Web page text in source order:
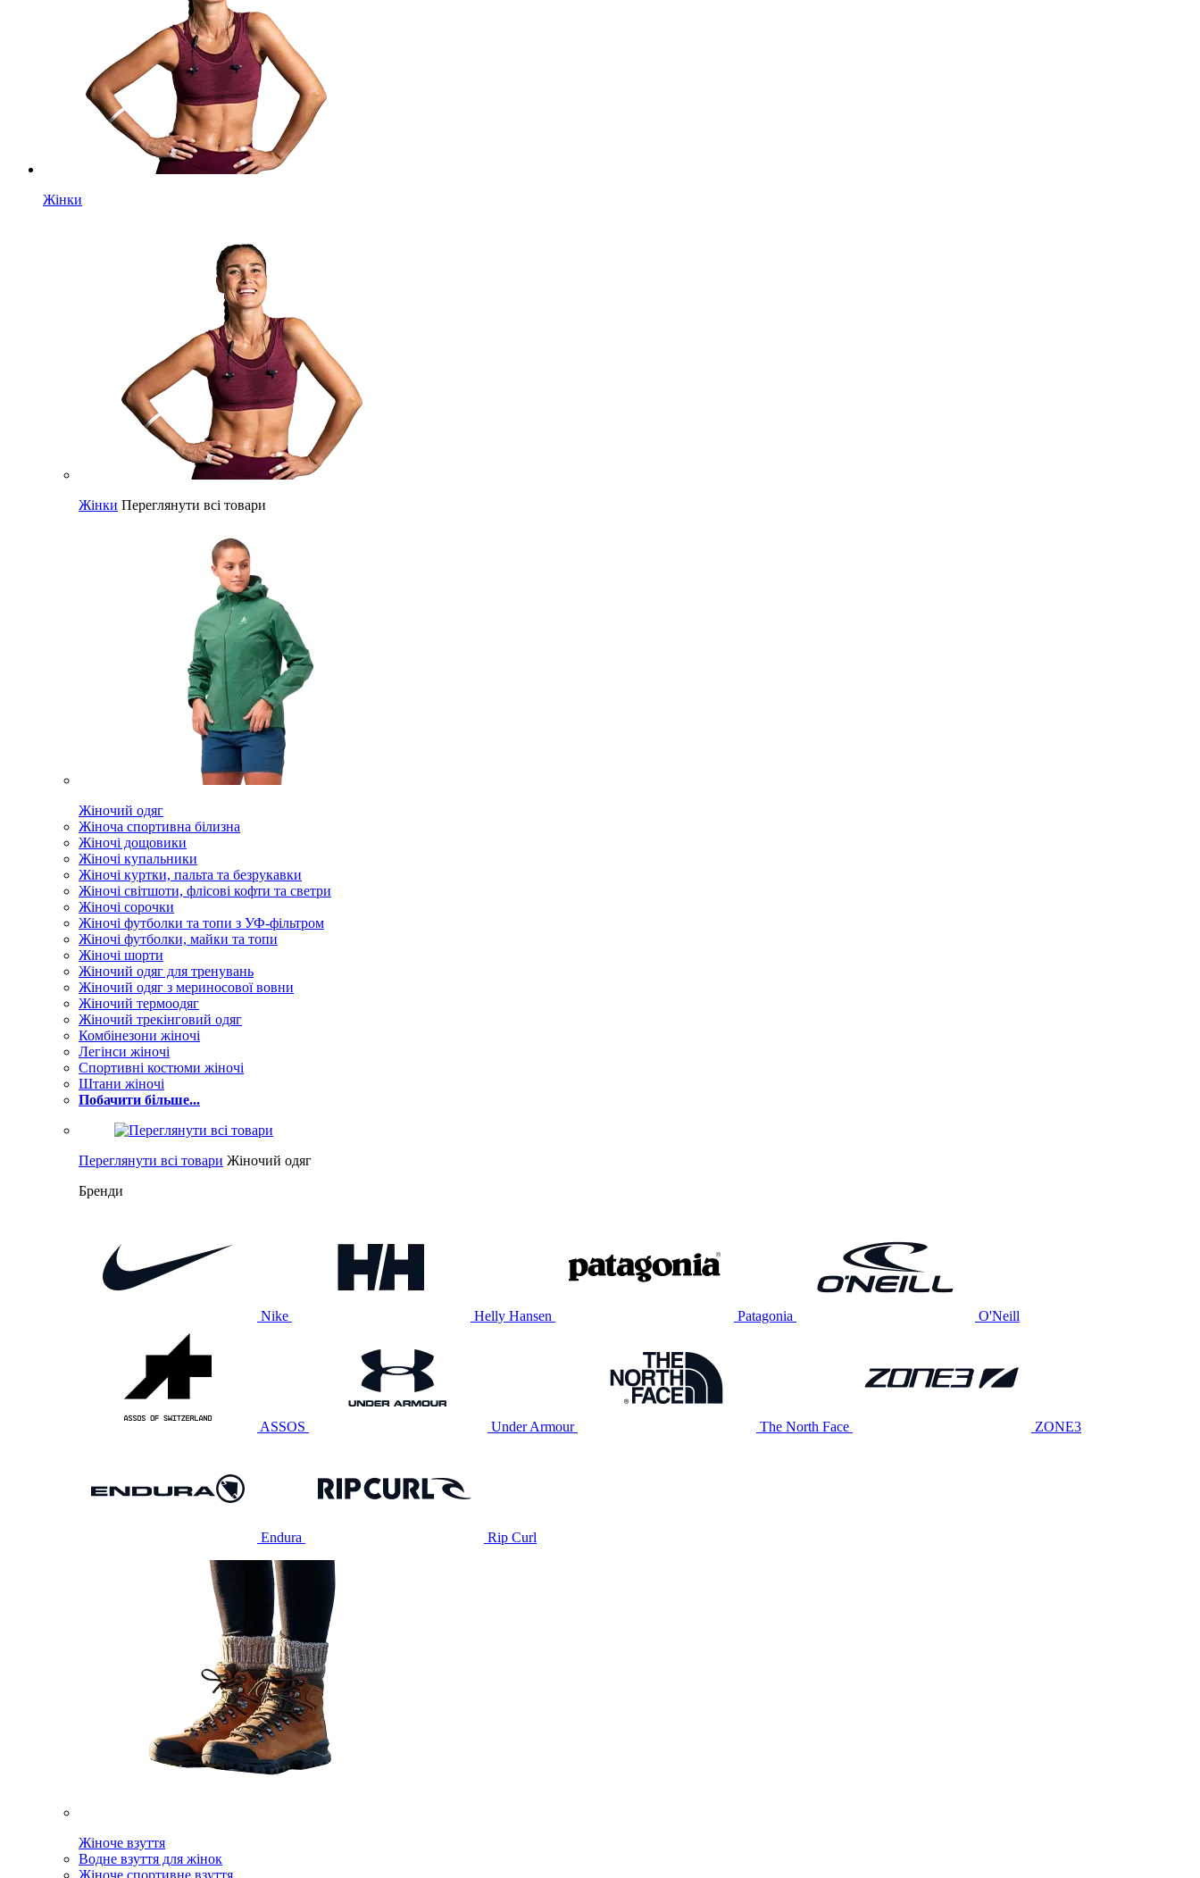
Жінки
Жінки Переглянути всі товари
Жіночий одяг
Жіноча спортивна білизна
Жіночі дощовики
Жіночі купальники
Жіночі куртки, пальта та безрукавки
Жіночі світшоти, флісові кофти та светри
Жіночі сорочки
Жіночі футболки та топи з УФ-фільтром
Жіночі футболки, майки та топи
Жіночі шорти
Жіночий одяг для тренувань
Жіночий одяг з мериносової вовни
Жіночий термоодяг
Жіночий трекінговий одяг
Комбінезони жіночі
Легінси жіночі
Спортивні костюми жіночі
Штани жіночі
Побачити більше...
Переглянути всі товари Жіночий одяг
Бренди
Nike Helly Hansen Patagonia O'Neill
ASSOS Under Armour The North Face ZONE3
Endura Rip Curl
Жіноче взуття
Водне взуття для жінок
Жіноче спортивне взуття